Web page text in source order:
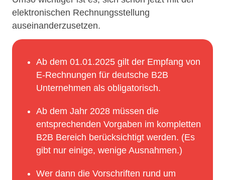
elektronischen Rechnungsstellung
auseinanderzusetzen.
Ab dem 01.01.2025 gilt der Empfang von
E-Rechnungen für deutsche B2B
Unternehmen als obligatorisch.
Ab dem Jahr 2028 müssen die
entsprechenden Vorgaben im kompletten
B2B Bereich berücksichtigt werden. (Es
gibt nur einige, wenige Ausnahmen.)
Wer dann die Vorschriften rund um